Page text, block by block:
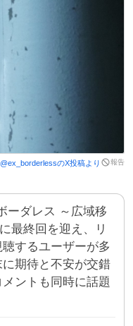
@ex_borderlessのX投稿より 報告
ーダレス ～広域移
最終回を迎え、リ
するユーザーが多
期待と不安が交錯
ントも同時に話題